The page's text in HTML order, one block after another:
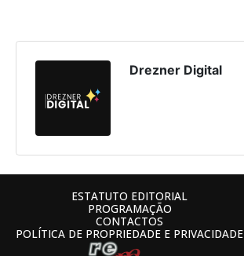
Drezner Digital
ESTATUTO EDITORIAL
PROGRAMAÇÃO
CONTACTOS
POLÍTICA DE PROPRIEDADE E PRIVACIDADE